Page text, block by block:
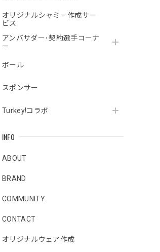
オリジナルシャミー作成サー
ビス
アンバサダー･契約選手コーナ
ー
ボール
スポンサー
Turkey!コラボ
ABOUT
BRAND
COMMUNITY
CONTACT
オリジナルウェア作成